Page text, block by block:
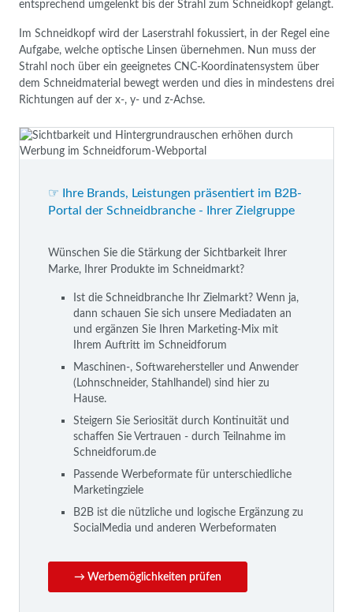
entsprechend umgelenkt bis der Strahl zum Schneidkopf gelangt.
Im Schneidkopf wird der Laserstrahl fokussiert, in der Regel eine
Aufgabe, welche optische Linsen übernehmen. Nun muss der
Strahl noch über ein geeignetes CNC-Koordinatensystem über
dem Schneidmaterial bewegt werden und dies in mindestens drei
Richtungen auf der x-, y- und z-Achse.
☞ Ihre Brands, Leistungen präsentiert im B2B-
Portal der Schneidbranche - Ihrer Zielgruppe
Wünschen Sie die Stärkung der Sichtbarkeit Ihrer
Marke, Ihrer Produkte im Schneidmarkt?
Ist die Schneidbranche Ihr Zielmarkt? Wenn ja,
dann schauen Sie sich unsere Mediadaten an
und ergänzen Sie Ihren Marketing-Mix mit
Ihrem Auftritt im Schneidforum
Maschinen-, Softwarehersteller und Anwender
(Lohnschneider, Stahlhandel) sind hier zu
Hause.
Steigern Sie Seriosität durch Kontinuität und
schaffen Sie Vertrauen - durch Teilnahme im
Schneidforum.de
Passende Werbeformate für unterschiedliche
Marketingziele
B2B ist die nützliche und logische Ergänzung zu
SocialMedia und anderen Werbeformaten
→ Werbemöglichkeiten prüfen